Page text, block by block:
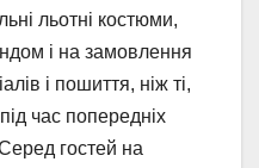
льотні костюми,
і на замовлення
і пошиття, ніж ті,
час попередніх
гостей на